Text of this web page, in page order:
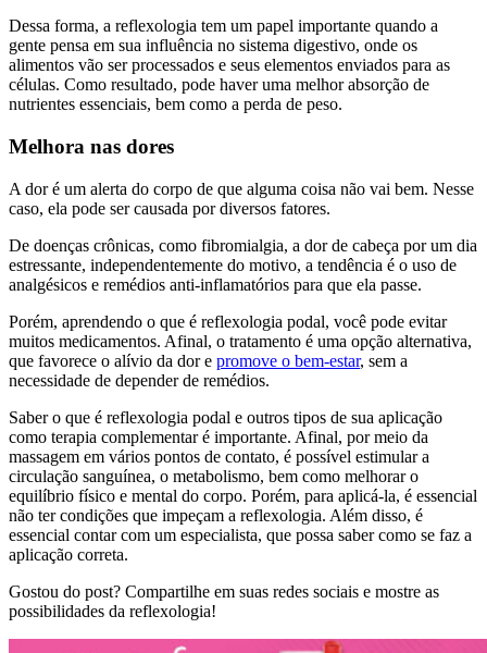
Dessa forma, a reflexologia tem um papel importante quando a
gente pensa em sua influência no sistema digestivo, onde os
alimentos vão ser processados e seus elementos enviados para as
células. Como resultado, pode haver uma melhor absorção de
nutrientes essenciais, bem como a perda de peso.
Melhora nas dores
A dor é um alerta do corpo de que alguma coisa não vai bem. Nesse
caso, ela pode ser causada por diversos fatores.
De doenças crônicas, como fibromialgia, a dor de cabeça por um dia
estressante, independentemente do motivo, a tendência é o uso de
analgésicos e remédios anti-inflamatórios para que ela passe.
Porém, aprendendo o que é reflexologia podal, você pode evitar
muitos medicamentos. Afinal, o tratamento é uma opção alternativa,
que favorece o alívio da dor e promove o bem-estar, sem a
necessidade de depender de remédios.
Saber o que é reflexologia podal e outros tipos de sua aplicação
como terapia complementar é importante. Afinal, por meio da
massagem em vários pontos de contato, é possível estimular a
circulação sanguínea, o metabolismo, bem como melhorar o
equilíbrio físico e mental do corpo. Porém, para aplicá-la, é essencial
não ter condições que impeçam a reflexologia. Além disso, é
essencial contar com um especialista, que possa saber como se faz a
aplicação correta.
Gostou do post? Compartilhe em suas redes sociais e mostre as
possibilidades da reflexologia!